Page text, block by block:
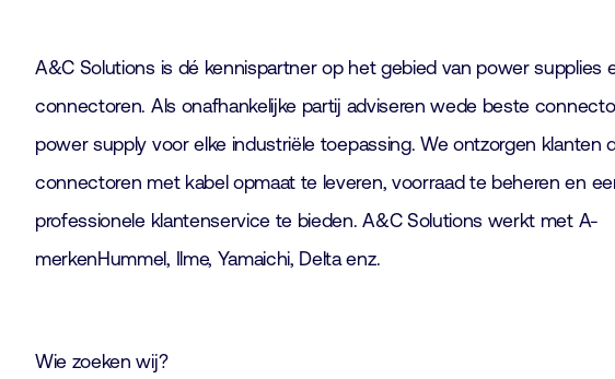
A&C Solutions is dé kennispartner op het gebied van power supplies
connectoren. Als onafhankelijke partij adviseren wede beste
power supply voor elke industriële toepassing. We ontzorgen klanten
connectoren met kabel opmaat te leveren, voorraad te beheren en
professionele klantenservice te bieden. A&C Solutions werkt met A-
merkenHummel, Ilme, Yamaichi, Delta enz.
Wie zoeken wij?